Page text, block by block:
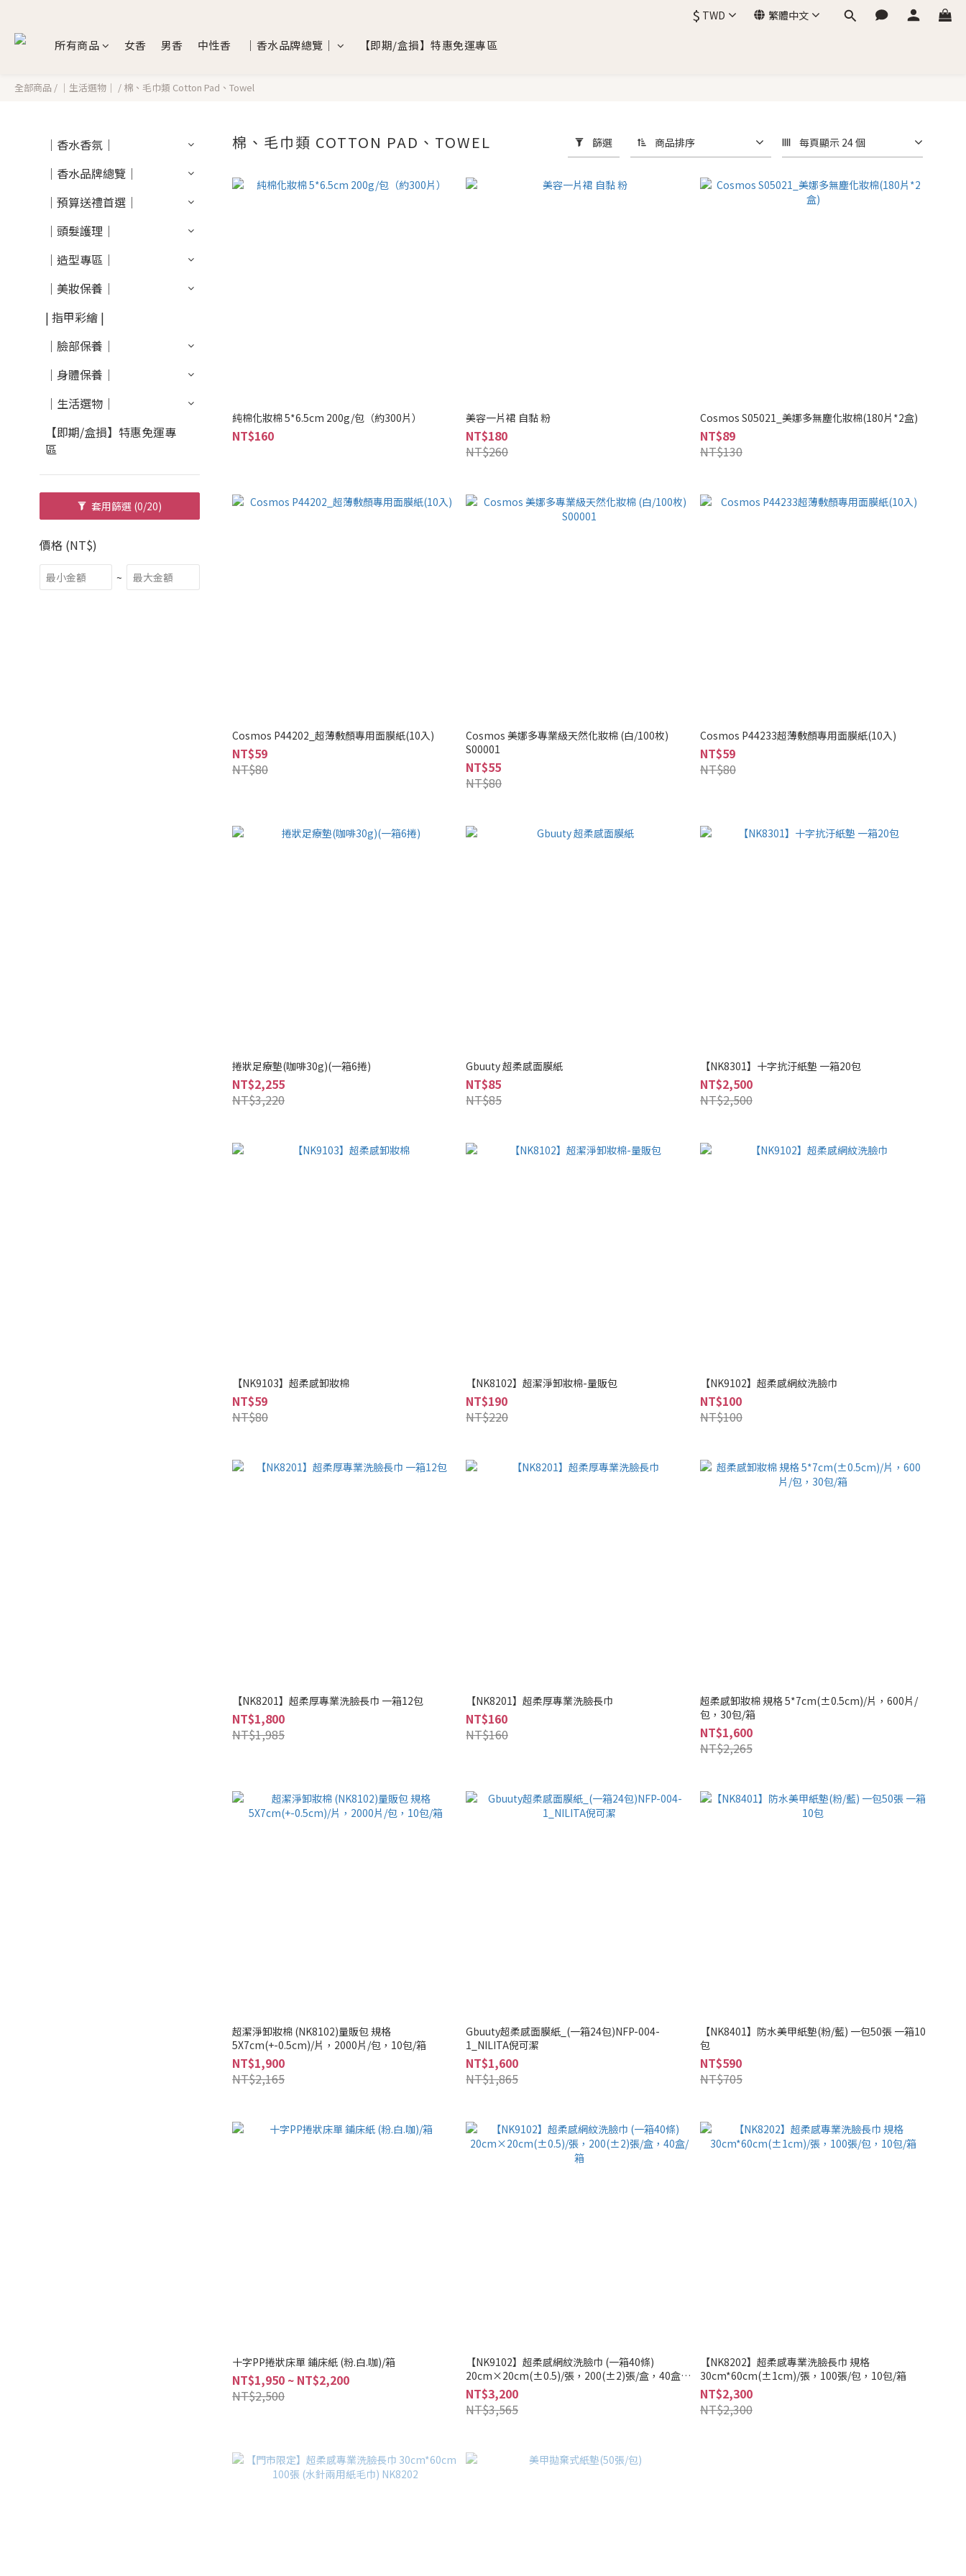
$ TWD 繁體中文
所有商品 女香 男香 中性香 ｜香水品牌總覽｜ 【即期/盒損】特惠免運專區
全部商品 / ｜生活選物｜ / 棉、毛巾類 Cotton Pad、Towel
｜香水香氛｜
｜香水品牌總覽｜
｜預算送禮首選｜
｜頭髮護理｜
｜造型專區｜
｜美妝保養｜
| 指甲彩繪 |
｜臉部保養｜
｜身體保養｜
｜生活選物｜
【即期/盒損】特惠免運專
區
套用篩選 (0/20)
價格 (NT$)
~
棉、毛巾類 COTTON PAD、TOWEL 篩選 商品排序 每頁顯示 24 個
純棉化妝棉 5*6.5cm 200g/包（約300片）
NT$160
美容一片裙 自黏 粉
NT$180
NT$260
Cosmos S05021_美娜多無塵化妝棉(180片*2盒)
NT$89
NT$130
Cosmos P44202_超薄敷顏專用面膜紙(10入)
NT$59
NT$80
Cosmos 美娜多專業級天然化妝棉 (白/100枚)
S00001
NT$55
NT$80
Cosmos P44233超薄敷顏專用面膜紙(10入)
NT$59
NT$80
捲狀足療墊(咖啡30g)(一箱6捲)
NT$2,255
NT$3,220
Gbuuty 超柔感面膜紙
NT$85
NT$85
【NK8301】十字抗汙紙墊 一箱20包
NT$2,500
NT$2,500
【NK9103】超柔感卸妝棉
NT$59
NT$80
【NK8102】超潔淨卸妝棉-量販包
NT$190
NT$220
【NK9102】超柔感網紋洗臉巾
NT$100
NT$100
【NK8201】超柔厚專業洗臉長巾 一箱12包
NT$1,800
NT$1,985
【NK8201】超柔厚專業洗臉長巾
NT$160
NT$160
超柔感卸妝棉 規格 5*7cm(±0.5cm)/片，600片/
包，30包/箱
NT$1,600
NT$2,265
超潔淨卸妝棉 (NK8102)量販包 規格
5X7cm(+-0.5cm)/片，2000片/包，10包/箱
NT$1,900
NT$2,165
Gbuuty超柔感面膜紙_(一箱24包)NFP-004-
1_NILITA倪可潔
NT$1,600
NT$1,865
【NK8401】防水美甲紙墊(粉/藍) 一包50張 一箱10
包
NT$590
NT$705
十字PP捲狀床單 鋪床紙 (粉.白.咖)/箱
NT$1,950 ~ NT$2,200
NT$2,500
【NK9102】超柔感網紋洗臉巾 (一箱40條)
20cm×20cm(±0.5)/張，200(±2)張/盒，40盒/
箱
NT$3,200
NT$3,565
【NK8202】超柔感專業洗臉長巾 規格
30cm*60cm(±1cm)/張，100張/包，10包/箱
NT$2,300
NT$2,300